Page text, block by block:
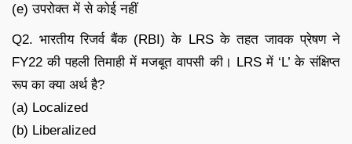
(e) उपरोक्त में से कोई नहीं
Q2. भारतीय रिजर्व बैंक (RBI) के LRS के तहत जावक प्रेषण ने
FY22 की पहली तिमाही में मजबूत वापसी की। LRS में ‘L’ के संक्षिप्त
रूप का क्या अर्थ है?
(a) Localized
(b) Liberalized